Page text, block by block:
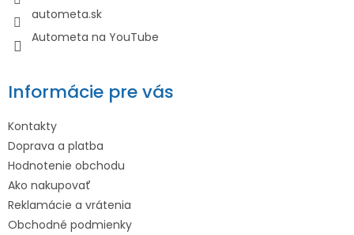
autometa.sk
Autometa na YouTube
Informácie pre vás
Kontakty
Doprava a platba
Hodnotenie obchodu
Ako nakupovať
Reklamácie a vrátenia
Obchodné podmienky